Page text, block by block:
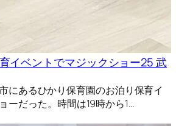
イベントでマジックショー25 武
にあるひかり保育園のお泊り保育イ
ーだった。時間は19時から1…